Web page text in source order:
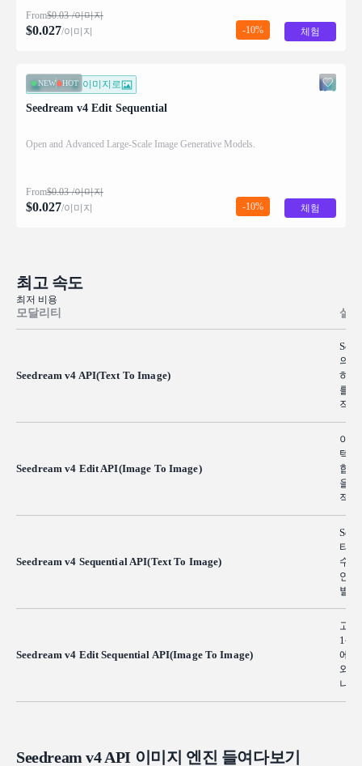
From$0.03 /이미지
$0.027/이미지 -10% 체험
NEW HOT
이미지를 이미지로
Seedream v4 Edit Sequential
Open and Advanced Large-Scale Image Generative Models.
From$0.03 /이미지
$0.027/이미지 -10% 체험
최고 속도
최저 비용
모달리티 설명
Seedream v4 API(Text To Image)
의
하
를
작
Seedream v4 Edit API(Image To Image)
이
텍
합
을
적
Seedream v4 Sequential API(Text To Image)
티
수
연
별
Seedream v4 Edit Sequential API(Image To Image)
고
에
와
니다.
Seedream v4 API 이미지 엔진 들여다보기